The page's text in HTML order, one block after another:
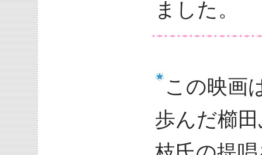
ました。
この映画
歩んだ櫛